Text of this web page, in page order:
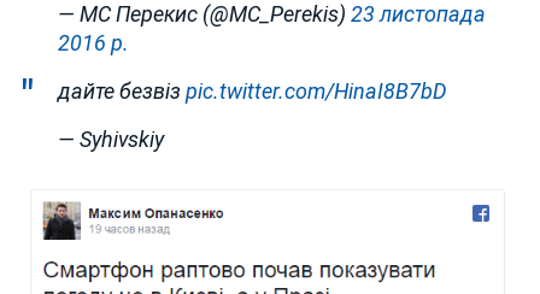
— МС Перекис (@MC_Perekis) 23 листопада
2016 р.
дайте безвізpic.twitter.com/HinaI8B7bD
— Syhivskiy